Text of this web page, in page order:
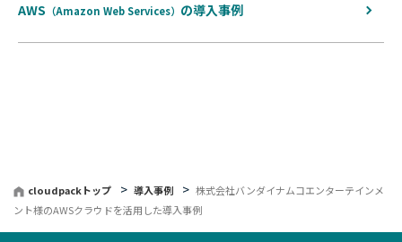
AWS （Amazon Web Services） の導入事例
cloudpackトップ 導入事例
株式会社バンダイナムコエンターテインメ
ント様のAWSクラウドを活用した導入事例